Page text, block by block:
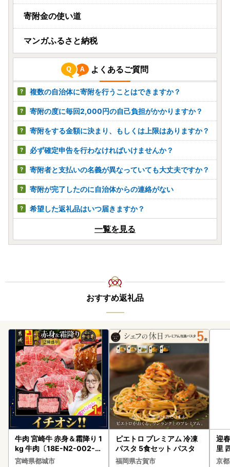
寄附金の使い道
マンガふるさと納税
よくあるご質問
複数の自治体に寄附を行うことはできますか？
寄附の度に毎回2,000円の自己負担がかかりますか？
寄附をする金額に決まり、もしくは上限はありますか？
必ず確定申告を行わなければいけませんか？
寄附者と支払いの名義が異なっていても大丈夫ですか？
寄附が完了したのに自治体からの連絡がない
希望した返礼品はいつ届きますか？
一覧を見る
おすすめ返礼品
牛肉 宮崎牛 赤身＆霜降り 1
kg 牛肉〔18E-N2-002-1
kg-S4A6-CF〕
宮崎県都城市
ピエトロ プレミアム 冷凍
パスタ 5食セット パスタ
福岡県古賀市
迎
里
京